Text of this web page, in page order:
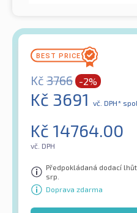
Kč 3766 -2%
Kč 3691 vč. DPH*
Kč 14764.00
vč. DPH
Předpokládaná dodací
srp.
Doprava zdarma